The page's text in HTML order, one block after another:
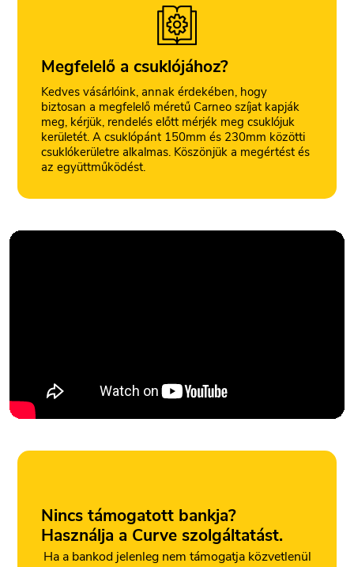
Megfelelő a csuklójához?
Kedves vásárlóink, annak érdekében, hogy
biztosan a megfelelő méretű Carneo szíjat kapják
meg, kérjük, rendelés előtt mérjék meg csuklójuk
kerületét. A csuklópánt 150mm és 230mm közötti
csuklókerületre alkalmas. Köszönjük a megértést és
az együttműködést.
Nincs támogatott bankja?
Használja a Curve szolgáltatást.
Ha a bankod jelenleg nem támogatja közvetlenül